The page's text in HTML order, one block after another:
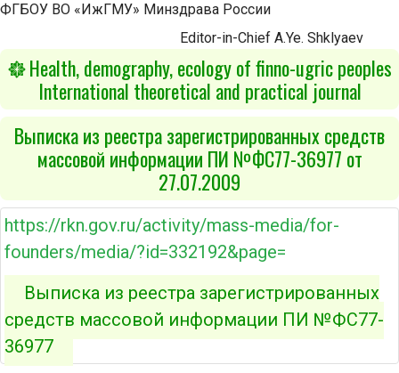
ФГБОУ ВО «ИжГМУ» Минздрава России
Editor-in-Chief A.Ye. Shklyaev
Health, demography, ecology of finno-ugric peoples
International theoretical and practical journal
Выписка из реестра зарегистрированных средств
массовой информации ПИ №ФС77-36977 от
27.07.2009
https://rkn.gov.ru/activity/mass-media/for-
founders/media/?id=332192&page=
Выписка из реестра зарегистрированных
средств массовой информации ПИ №ФС77-
36977